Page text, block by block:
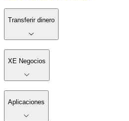
Transferir dinero
XE Negocios
Aplicaciones